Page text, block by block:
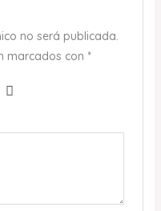
no será publicada.
marcados con *